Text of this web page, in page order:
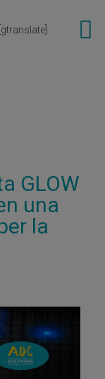
[gtranslate]
GLOW
una
la